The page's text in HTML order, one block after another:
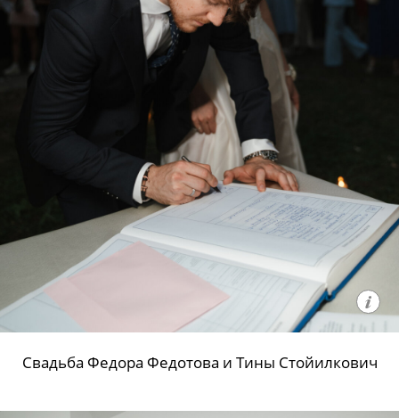
Свадьба Федора Федотова и Тины Стойилкович